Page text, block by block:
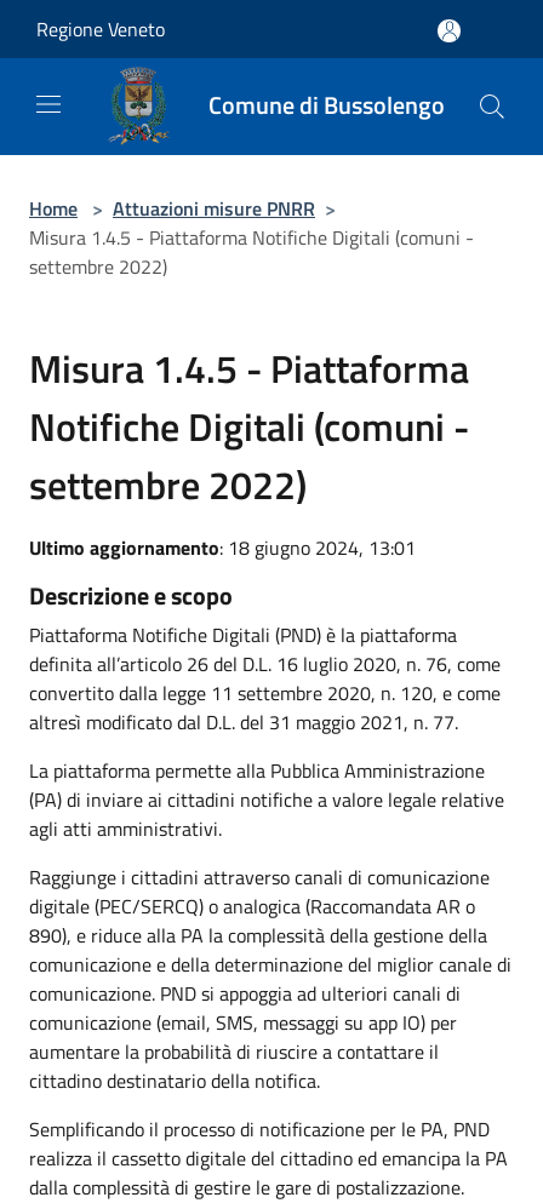
Regione Veneto
Comune di Bussolengo
Home > Attuazioni misure PNRR >
Misura 1.4.5 - Piattaforma Notifiche Digitali (comuni -
settembre 2022)
Misura 1.4.5 - Piattaforma
Notifiche Digitali (comuni -
settembre 2022)
Ultimo aggiornamento: 18 giugno 2024, 13:01
Descrizione e scopo
Piattaforma Notifiche Digitali (PND) è la piattaforma
definita all’articolo 26 del D.L. 16 luglio 2020, n. 76, come
convertito dalla legge 11 settembre 2020, n. 120, e come
altresì modificato dal D.L. del 31 maggio 2021, n. 77.
La piattaforma permette alla Pubblica Amministrazione
(PA) di inviare ai cittadini notifiche a valore legale relative
agli atti amministrativi.
Raggiunge i cittadini attraverso canali di comunicazione
digitale (PEC/SERCQ) o analogica (Raccomandata AR o
890), e riduce alla PA la complessità della gestione della
comunicazione e della determinazione del miglior canale di
comunicazione. PND si appoggia ad ulteriori canali di
comunicazione (email, SMS, messaggi su app IO) per
aumentare la probabilità di riuscire a contattare il
cittadino destinatario della notifica.
Semplificando il processo di notificazione per le PA, PND
realizza il cassetto digitale del cittadino ed emancipa la PA
dalla complessità di gestire le gare di postalizzazione.